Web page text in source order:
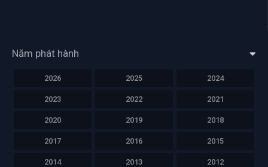
Năm phát hành
2026 2025 2024
2023 2022 2021
2020 2019 2018
2017 2016 2015
2014 2013 2012